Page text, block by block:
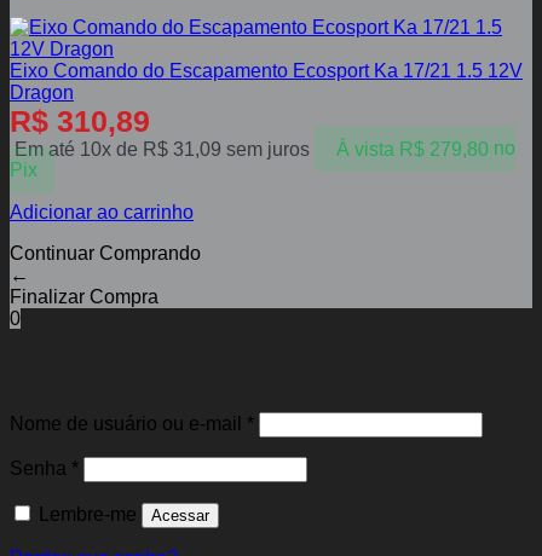
Eixo Comando do Escapamento Ecosport Ka 17/21 1.5 12V
Dragon
R$ 310,89
Em até 10x de R$ 31,09 sem juros À vista R$279,80 no
Pix
Adicionar ao carrinho
Continuar Comprando
←
Finalizar Compra
0
Nome de usuário ou e-mail *Obrigatório
Senha *Obrigatório
Lembre-me Acessar